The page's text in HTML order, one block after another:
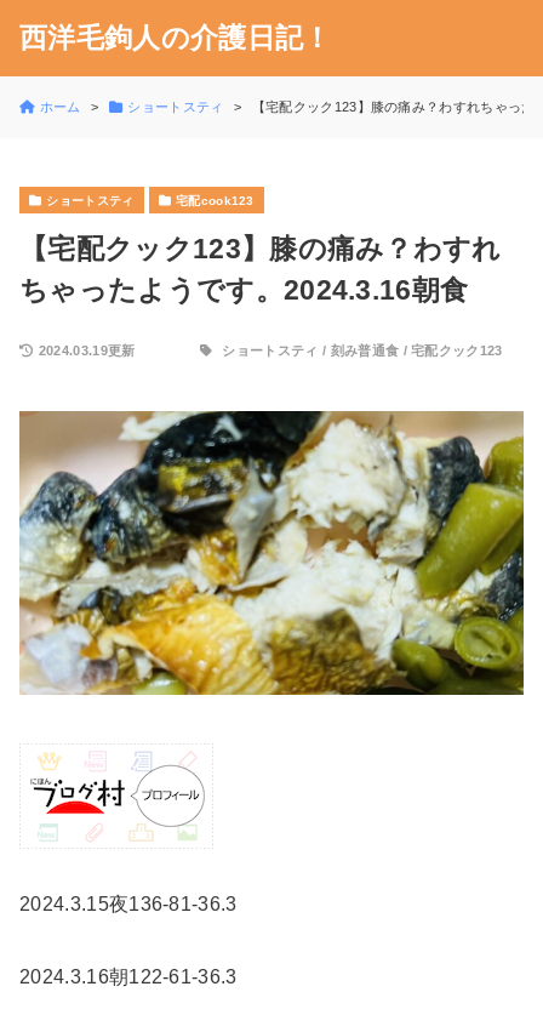
西洋毛鉤人の介護日記！
ホーム ショートスティ 【宅配クック123】膝の痛み？わすれちゃっ
ショートスティ 宅配cook123
【宅配クック123】膝の痛み？わすれ
ちゃったようです。2024.3.16朝食
2024.03.19更新 ショートスティ / 刻み普通食 /宅配クック123
2024.3.15夜136-81-36.3
2024.3.16朝122-61-36.3